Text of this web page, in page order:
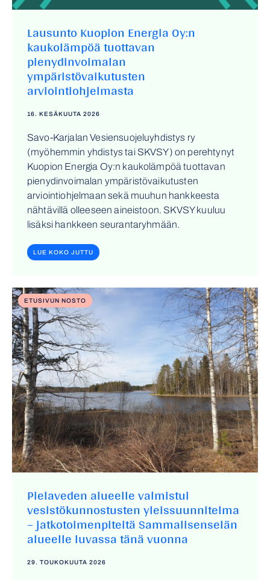
Lausunto Kuopion Energia Oy:n
kaukolämpöä tuottavan
pienydinvoimalan
ympäristövaikutusten
arviointiohjelmasta
16. KESÄKUUTA 2026
Savo-Karjalan Vesiensuojeluyhdistys ry
(myöhemmin yhdistys tai SKVSY) on perehtynyt
Kuopion Energia Oy:n kaukolämpöä tuottavan
pienydinvoimalan ympäristövaikutusten
arviointiohjelmaan sekä muuhun hankkeesta
nähtävillä olleeseen aineistoon. SKVSY kuuluu
lisäksi hankkeen seurantaryhmään.
LUE KOKO JUTTU
ETUSIVUN NOSTO
Pielaveden alueelle valmistui
vesistökunnostusten yleissuunnitelma
– jatkotoimenpiteitä Sammalisenselän
alueelle luvassa tänä vuonna
29. TOUKOKUUTA 2026